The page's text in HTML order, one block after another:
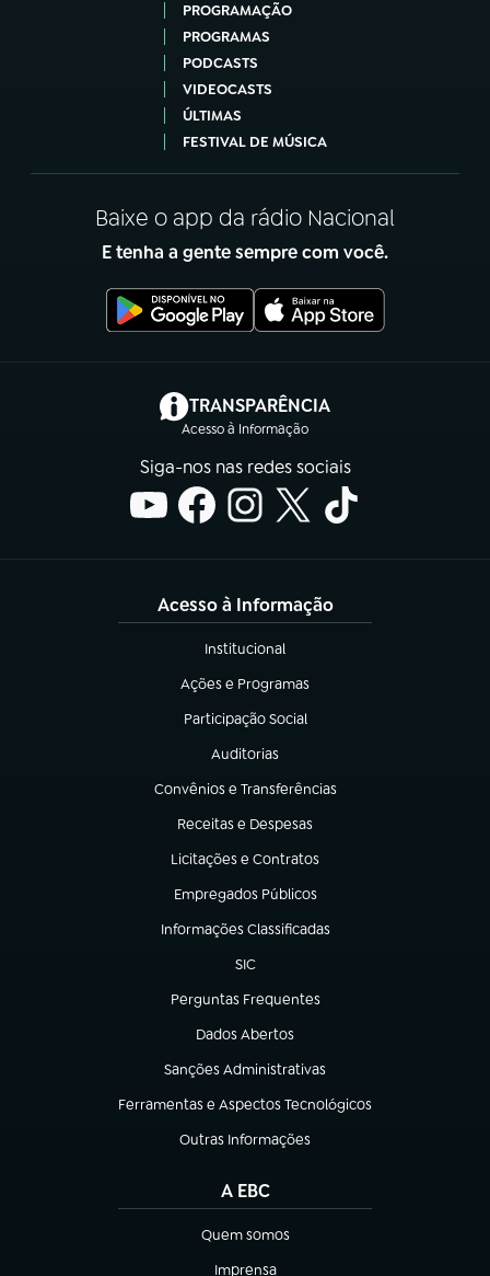
PROGRAMAÇÃO
PROGRAMAS
PODCASTS
VIDEOCASTS
ÚLTIMAS
FESTIVAL DE MÚSICA
Baixe o app da rádio Nacional
E tenha a gente sempre com você.
TRANSPARÊNCIA
Acesso à Informação
(abre em nova aba)
Siga-nos nas redes sociais
Acesso à Informação
Institucional
(abre em nova aba)
Ações e Programas
(abre em nova aba)
Participação Social
(abre em nova aba)
Auditorias
(abre em nova aba)
Convênios e Transferências
(abre em nova aba)
Receitas e Despesas
(abre em nova aba)
Licitações e Contratos
(abre em nova aba)
Empregados Públicos
(abre em nova aba)
Informações Classificadas
(abre em nova aba)
SIC
(abre em nova aba)
Perguntas Frequentes
(abre em nova aba)
Dados Abertos
(abre em nova aba)
Sanções Administrativas
(abre em nova aba)
Ferramentas e Aspectos Tecnológicos
(abre em nova aba)
Outras Informações
(abre em nova aba)
A EBC
Quem somos
(abre em nova aba)
Imprensa